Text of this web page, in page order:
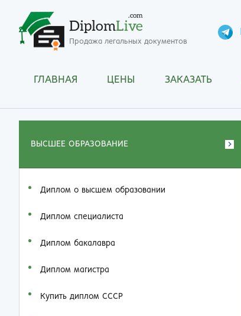
DiplomLive
.com
Продажа легальных документов
ГЛАВНАЯ ЦЕНЫ ЗАКАЗАТЬ
ВЫСШЕЕ ОБРАЗОВАНИЕ
Диплом о высшем образовании
Диплом специалиста
Диплом бакалавра
Диплом магистра
Купить диплом СССР